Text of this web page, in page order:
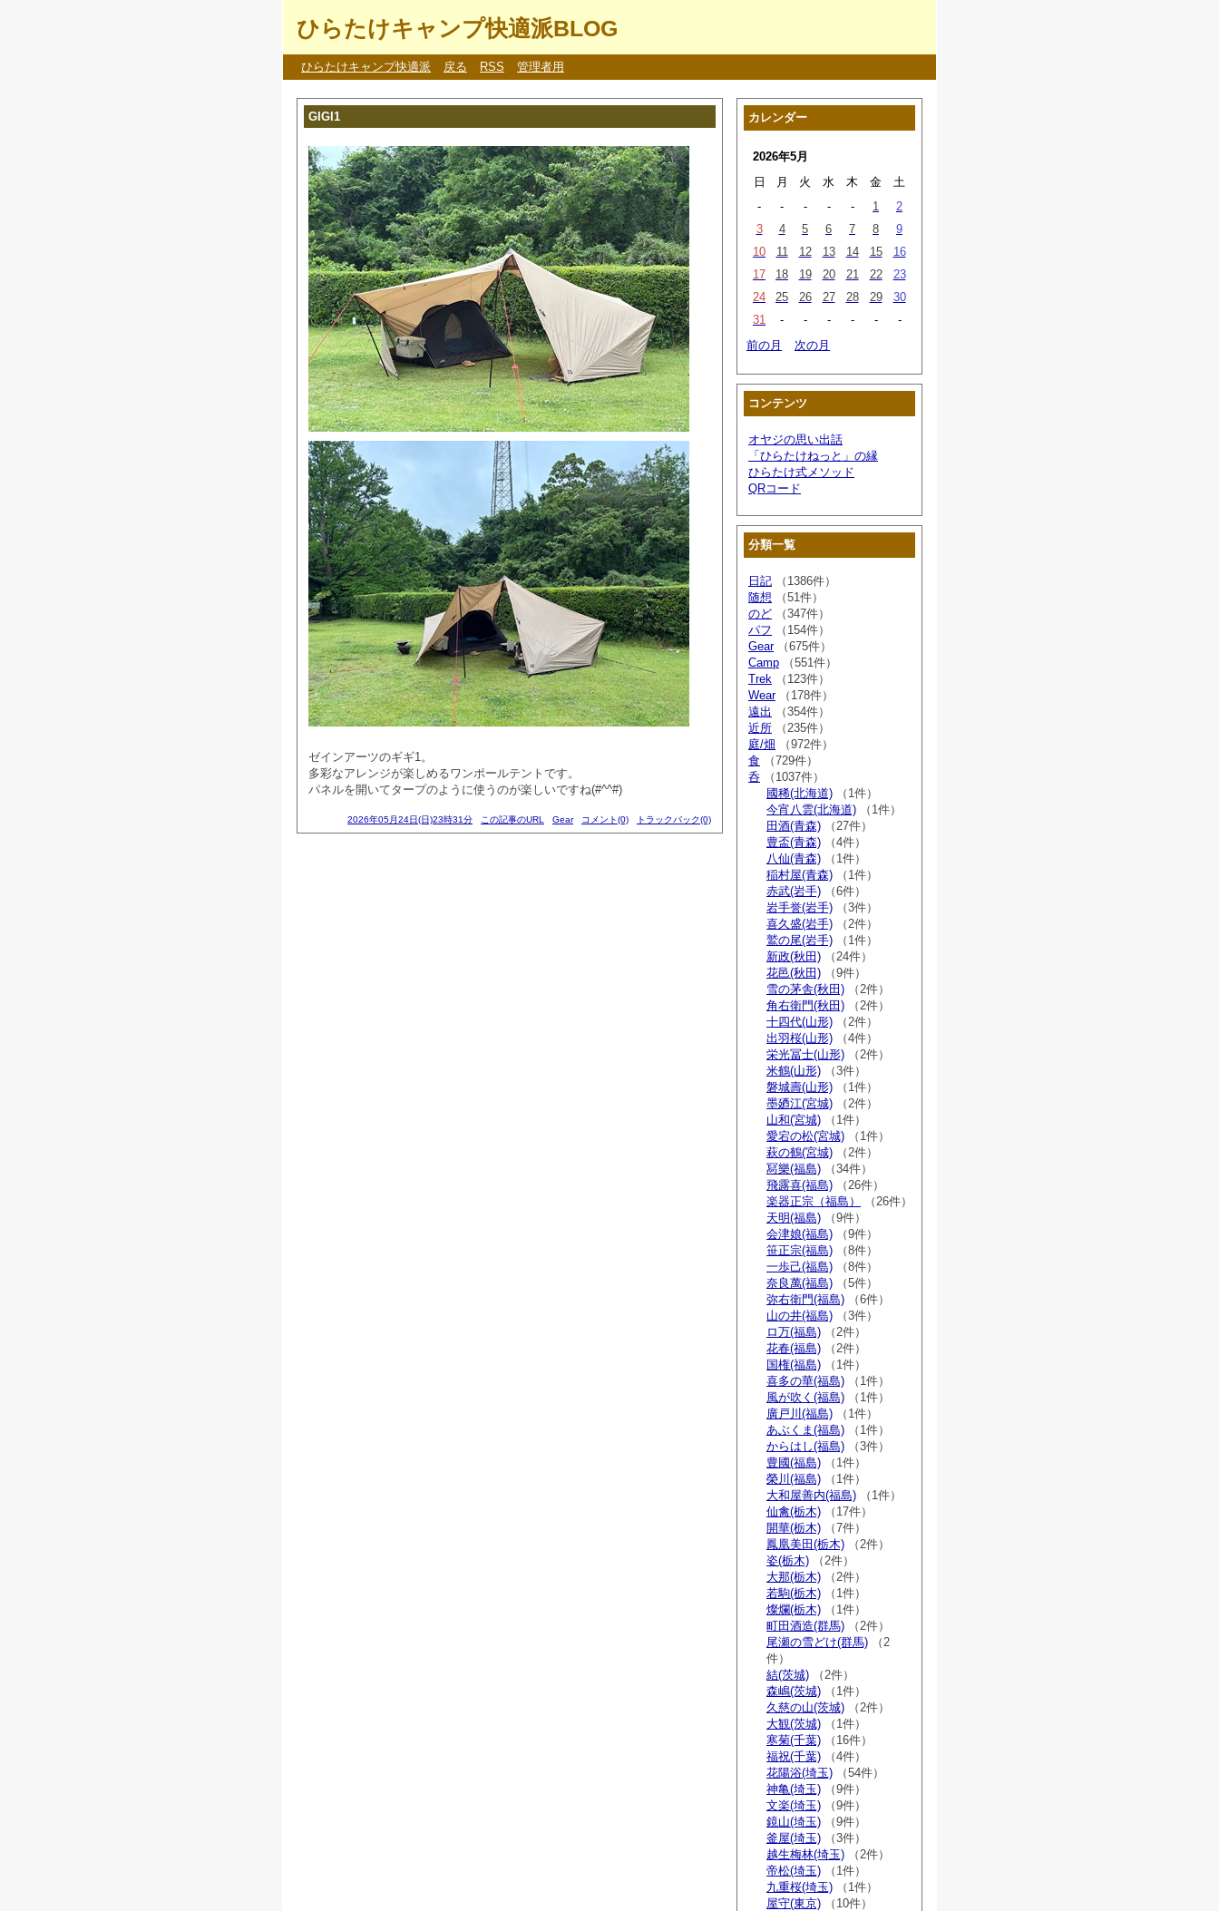
ひらたけキャンプ快適派BLOG
ひらたけキャンプ快適派 戻る RSS 管理者用
GIGI1
ゼインアーツのギギ1。
多彩なアレンジが楽しめるワンポールテントです。
パネルを開いてタープのように使うのが楽しいですね(#^^#)
2026年05月24日(日)23時31分 この記事のURL Gear コメント(0) トラックバック(0)
カレンダー
2026年5月
日
月 火 水 木 金
土
-
- - - - 1
2
3
4 5 6 7 8
9
10
11 12 13 14 15
16
17
18 19 20 21 22
23
24
25 26 27 28 29
30
31
- - - - -
-
前の月
次の月
コンテンツ
オヤジの思い出話
「ひらたけねっと」の縁
ひらたけ式メソッド
QRコード
分類一覧
日記 （1386件）
随想 （51件）
のど （347件）
パフ （154件）
Gear（675件）
Camp （551件）
Trek （123件）
Wear（178件）
遠出
（354件）
近所 （235件）
庭/畑 （972件）
食 （729件）
呑 （1037件）
國稀(北海道) （1件）
今宵八雲(北海道) （1件）
田酒(青森) （27件）
豊盃(青森) （4件）
八仙(青森) （1件）
稲村屋(青森) （1件）
赤武(岩手) （6件）
岩手誉(岩手) （3件）
喜久盛(岩手) （2件）
鷲の尾(岩手) （1件）
新政(秋田) （24件）
花邑(秋田) （9件）
雪の茅舎(秋田) （2件）
角右衛門(秋田) （2件）
十四代(山形) （2件）
出羽桜(山形) （4件）
栄光冨士(山形) （2件）
米鶴(山形) （3件）
磐城壽(山形) （1件）
墨廼江(宮城) （2件）
山和(宮城) （1件）
愛宕の松(宮城) （1件）
萩の鶴(宮城) （2件）
冩樂(福島) （34件）
飛露喜(福島) （26件）
楽器正宗（福島）
（26件）
天明(福島) （9件）
会津娘(福島) （9件）
笹正宗(福島) （8件）
一歩己(福島) （8件）
奈良萬(福島) （5件）
弥右衛門(福島) （6件）
山の井(福島) （3件）
ロ万(福島) （2件）
花春(福島) （2件）
国権(福島) （1件）
喜多の華(福島) （1件）
風が吹く(福島) （1件）
廣戸川(福島) （1件）
あぶくま(福島) （1件）
からはし(福島) （3件）
豊國(福島) （1件）
榮川(福島) （1件）
大和屋善内(福島) （1件）
仙禽(栃木) （17件）
開華(栃木) （7件）
鳳凰美田(栃木) （2件）
姿(栃木) （2件）
大那(栃木) （2件）
若駒(栃木) （1件）
燦爛(栃木) （1件）
町田酒造(群馬) （2件）
尾瀬の雪どけ(群馬) （2
件）
結(茨城) （2件）
森嶋(茨城) （1件）
久慈の山(茨城) （2件）
大観(茨城) （1件）
寒菊(千葉) （16件）
福祝(千葉) （4件）
花陽浴(埼玉) （54件）
神亀(埼玉) （9件）
文楽(埼玉) （9件）
鏡山(埼玉) （9件）
釜屋(埼玉) （3件）
越生梅林(埼玉) （2件）
帝松(埼玉) （1件）
九重桜(埼玉) （1件）
屋守(東京) （10件）